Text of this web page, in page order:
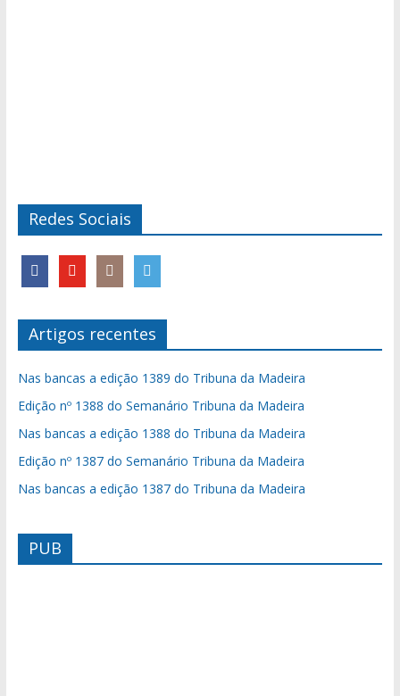
Redes Sociais
Artigos recentes
Nas bancas a edição 1389 do Tribuna da Madeira
Edição nº 1388 do Semanário Tribuna da Madeira
Nas bancas a edição 1388 do Tribuna da Madeira
Edição nº 1387 do Semanário Tribuna da Madeira
Nas bancas a edição 1387 do Tribuna da Madeira
PUB